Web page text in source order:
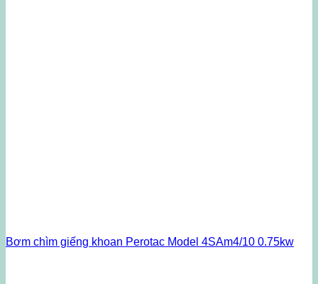
Bơm chìm giếng khoan Perotac Model 4SAm4/10 0.75kw